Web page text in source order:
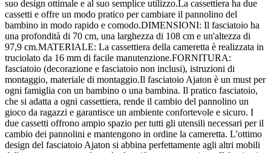
suo design ottimale e al suo semplice utilizzo.La cassettiera ha due
cassetti e offre un modo pratico per cambiare il pannolino del
bambino in modo rapido e comodo.DIMENSIONI: Il fasciatoio ha
una profondità di 70 cm, una larghezza di 108 cm e un'altezza di
97,9 cm.MATERIALE: La cassettiera della cameretta è realizzata in
truciolato da 16 mm di facile manutenzione.FORNITURA:
fasciatoio (decorazione e fasciatoio non inclusi), istruzioni di
montaggio, materiale di montaggio.Il fasciatoio Ajaton è un must per
ogni famiglia con un bambino o una bambina. Il pratico fasciatoio,
che si adatta a ogni cassettiera, rende il cambio del pannolino un
gioco da ragazzi e garantisce un ambiente confortevole e sicuro. I
due cassetti offrono ampio spazio per tutti gli utensili necessari per il
cambio dei pannolini e mantengono in ordine la cameretta. L'ottimo
design del fasciatoio Ajaton si abbina perfettamente agli altri mobili